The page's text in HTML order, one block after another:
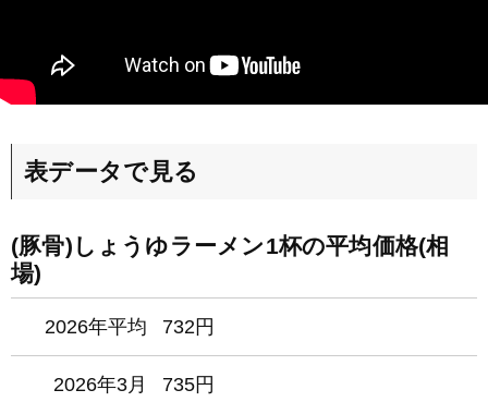
表データで見る
(豚骨)しょうゆラーメン1杯の平均価格(相
場)
2026年平均 732円
2026年3月 735円